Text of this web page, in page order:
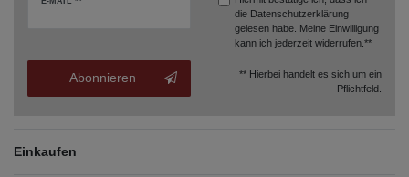
die Datenschutzerklärung
gelesen habe. Meine Einwilligung
kann ich jederzeit widerrufen.**
Abonnieren
** Hierbei handelt es sich um ein
Pflichtfeld.
Einkaufen